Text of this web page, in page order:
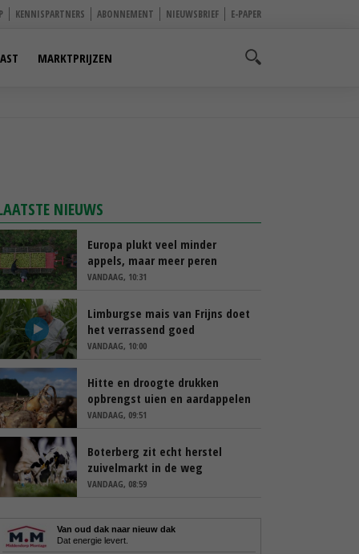
KENNISPARTNERS ABONNEMENT NIEUWSBRIEF E-PAPER
MARKTPRIJZEN
NIEUWS
Europa plukt veel minder
appels, maar meer peren
VANDAAG, 10:31
Limburgse mais van Frijns doet
het verrassend goed
VANDAAG, 10:00
Hitte en droogte drukken
opbrengst uien en aardappelen
VANDAAG, 09:51
Boterberg zit echt herstel
zuivelmarkt in de weg
VANDAAG, 08:59
Van oud dak naar nieuw dak
Dat energie levert.